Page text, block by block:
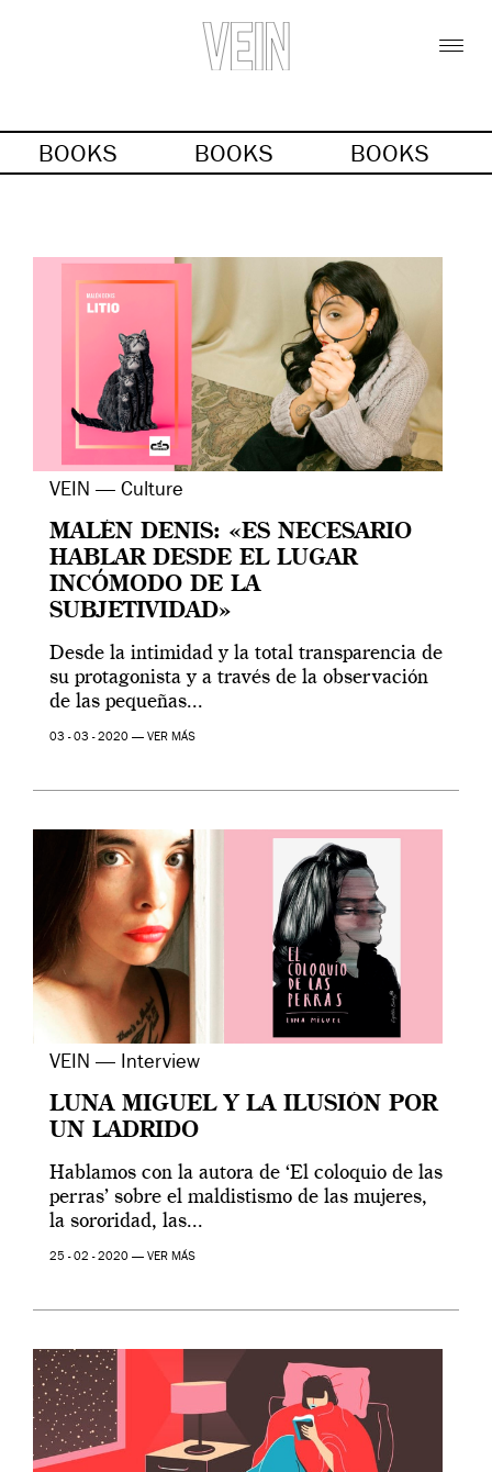
BOOKS BOOKS BOOKS
VEIN — Culture
MALÉN DENIS: «ES NECESARIO
HABLAR DESDE EL LUGAR
INCÓMODO DE LA
SUBJETIVIDAD»
Desde la intimidad y la total transparencia de
su protagonista y a través de la observación
de las pequeñas...
03 - 03 - 2020 — VER MÁS
VEIN — Interview
LUNA MIGUEL Y LA ILUSIÓN POR
UN LADRIDO
Hablamos con la autora de ‘El coloquio de las
perras’ sobre el maldistismo de las mujeres,
la sororidad, las...
25 - 02 - 2020 — VER MÁS